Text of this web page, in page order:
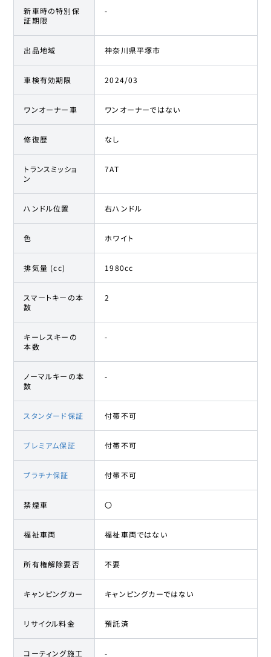
新車時の特別保
証期限
-
出品地域 神奈川県平塚市
車検有効期限 2024/03
ワンオーナー車 ワンオーナーではない
修復歴 なし
トランスミッショ
ン
7AT
ハンドル位置 右ハンドル
色 ホワイト
排気量 (cc) 1980cc
スマートキーの本
数
2
キーレスキーの
本数
-
ノーマルキーの本
数
-
スタンダード保証 付帯不可
プレミアム保証 付帯不可
プラチナ保証 付帯不可
禁煙車 〇
福祉車両 福祉車両ではない
所有権解除要否 不要
キャンピングカー キャンピングカーではない
リサイクル料金 預託済
コーティング施工 -